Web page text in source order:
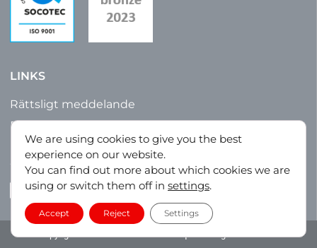
LINKS
Rättsligt meddelande
Försäljningsvillkor
Integritetspolicy
Webbkarta
LinkedIn
We are using cookies to give you the best
experience on our website.
You can find out more about which cookies we are
using or switch them off in settings.
Accept Reject Settings